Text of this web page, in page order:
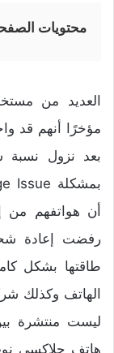
محتويات
مؤخرًا أنهم قد
رفضت إعادة
الهاتف وكذلك
ليست منتشرة